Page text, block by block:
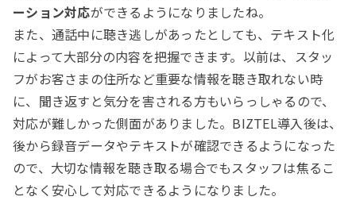
ーション対応ができるようになりましたね。
また、通話中に聴き逃しがあったとしても、テキスト化
によって大部分の内容を把握できます。以前は、スタッ
フがお客さまの住所など重要な情報を聴き取れない時
に、聞き返すと気分を害される方もいらっしゃるので、
対応が難しかった側面がありました。BIZTEL導入後は、
後から録音データやテキストが確認できるようになった
ので、大切な情報を聴き取る場合でもスタッフは焦るこ
となく安心して対応できるようになりました。